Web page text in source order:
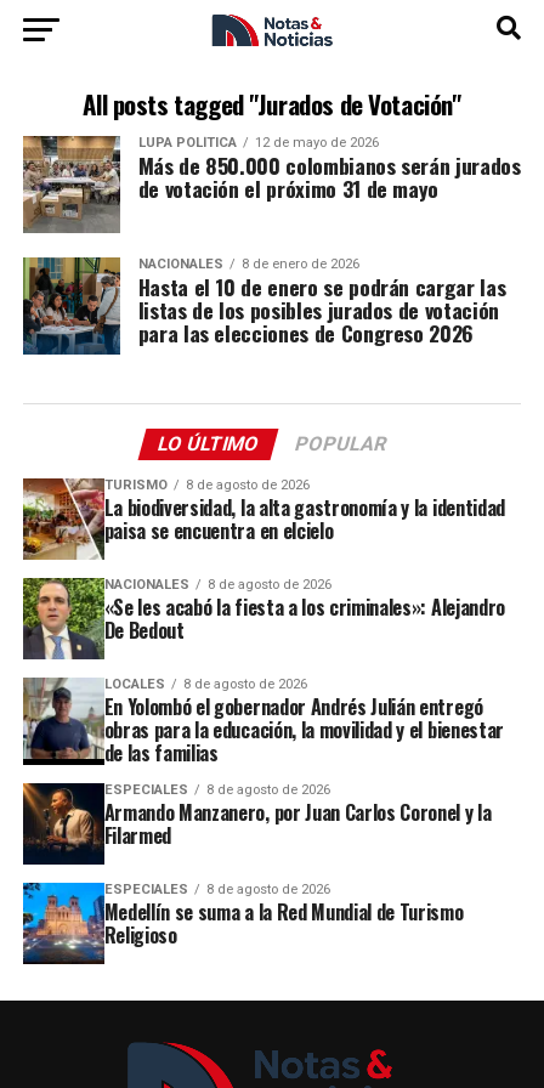
All posts tagged "Jurados de Votación"
LUPA POLÍTICA 12 de mayo de 2026
Más de 850.000 colombianos serán jurados
de votación el próximo 31 de mayo
NACIONALES 8 de enero de 2026
Hasta el 10 de enero se podrán cargar las
listas de los posibles jurados de votación
para las elecciones de Congreso 2026
LO ÚLTIMO POPULAR
TURISMO 8 de agosto de 2026
La biodiversidad, la alta gastronomía y la identidad
paisa se encuentra en elcielo
NACIONALES 8 de agosto de 2026
«Se les acabó la fiesta a los criminales»: Alejandro
De Bedout
LOCALES 8 de agosto de 2026
En Yolombó el gobernador Andrés Julián entregó
obras para la educación, la movilidad y el bienestar
de las familias
ESPECIALES 8 de agosto de 2026
Armando Manzanero, por Juan Carlos Coronel y la
Filarmed
ESPECIALES 8 de agosto de 2026
Medellín se suma a la Red Mundial de Turismo
Religioso